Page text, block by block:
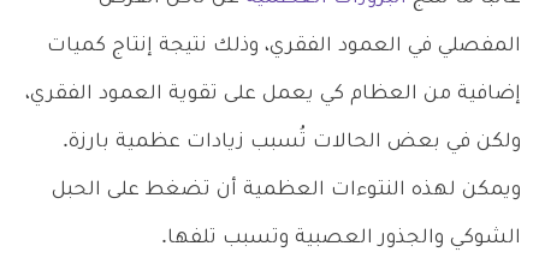
المفصلي في العمود الفقري، وذلك نتيجة إنتاج كميات
إضافية من العظام كي يعمل على تقوية العمود الفقري،
ولكن في بعض الحالات تُسبب زيادات عظمية بارزة.
ويمكن لهذه النتوءات العظمية أن تضغط على الحبل
الشوكي والجذور العصبية وتسبب تلفها.